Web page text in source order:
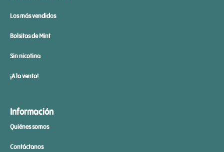
Los más vendidos
Bolsitas de Mint
Sin nicotina
¡A la venta!
Información
Quiénes somos
Contáctanos